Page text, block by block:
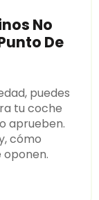
No
De
puedes
tu coche
aprueben.
cómo
oponen.